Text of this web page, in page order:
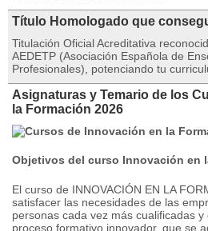
Título Homologado que
Titulación Oficial Acreditativa
AEDETP (Asociación Española de
Profesionales), potenciando tu
Asignaturas y Temario de los
la Formación 2026
Objetivos del curso Innovación en
El curso de INNOVACIÓN EN LA
satisfacer las necesidades de las
personas cada vez más cualificadas
proceso formativo innovador, que se